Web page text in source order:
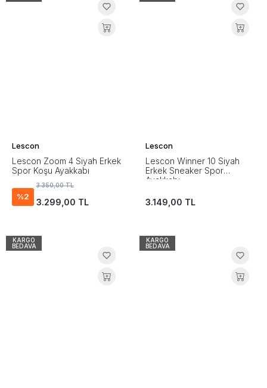
Lescon
Lescon Zoom 4 Siyah Erkek
Spor Koşu Ayakkabı
%2
3.350,00 TL
3.299,00 TL
Lescon
Lescon Winner 10 Siyah
Erkek Sneaker Spor
Ayakkabı
3.149,00 TL
KARGO
BEDAVA
KARGO
BEDAVA